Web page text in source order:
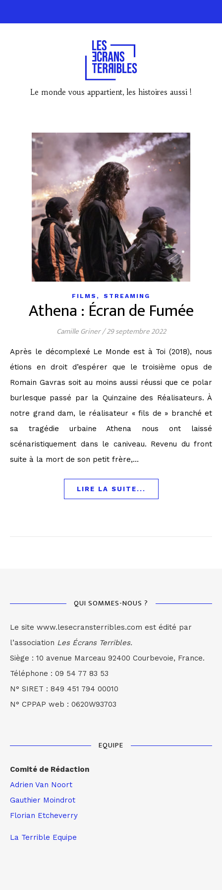
Le monde vous appartient, les histoires aussi !
FILMS , STREAMING
Athena : Écran de Fumée
Camille Griner/29 septembre 2022
Après le décomplexé Le Monde est à Toi (2018), nous
étions en droit d’espérer que le troisième opus de
Romain Gavras soit au moins aussi réussi que ce polar
burlesque passé par la Quinzaine des Réalisateurs. À
notre grand dam, le réalisateur « fils de » branché et
sa tragédie urbaine Athena nous ont laissé
scénaristiquement dans le caniveau. Revenu du front
suite à la mort de son petit frère,…
LIRE LA SUITE...
QUI SOMMES-NOUS ?
Le site www.lesecransterribles.com est édité par
l’association Les Écrans Terribles.
Siège : 10 avenue Marceau 92400 Courbevoie, France.
Téléphone : 09 54 77 83 53
N° SIRET : 849 451 794 00010
N° CPPAP web : 0620W93703
EQUIPE
Comité de Rédaction
Adrien Van Noort
Gauthier Moindrot
Florian Etcheverry
La Terrible Equipe